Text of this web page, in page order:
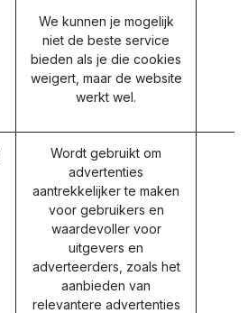
We kunnen je mogelijk
niet de beste service
bieden als je die cookies
weigert, maar de website
werkt wel.
Wordt gebruikt om
advertenties
aantrekkelijker te maken
voor gebruikers en
waardevoller voor
uitgevers en
adverteerders, zoals het
aanbieden van
relevantere advertenties